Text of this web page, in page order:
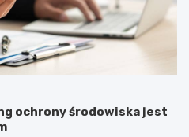
ochrony środowiska jest